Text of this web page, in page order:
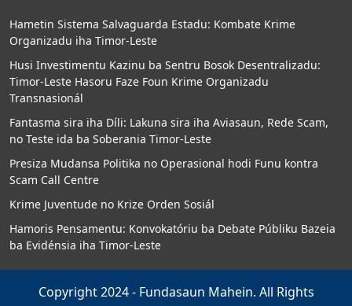
Hametin Sistema Salvaguarda Estadu: Kombate Krime
Organizadu iha Timor-Leste
Husi Investimentu Kazinu ba Sentru Bosok Desentralizadu:
Timor-Leste Hasoru Faze Foun Krime Organizadu
Transnasionál
Fantasma sira iha Díli: Lakuna sira iha Aviasaun, Rede Scam,
no Teste ida ba Soberania Timor-Leste
Presiza Mudansa Politika no Operasional hodi Funu kontra
Scam Call Centre
Krime Juventude no Krize Orden Sosiál
Hamoris Pensamentu: Konvokatóriu ba Debate Públiku Bazeia
ba Evidénsia iha Timor-Leste
Copyright 2024 - Fundasaun Mahein. All Rights